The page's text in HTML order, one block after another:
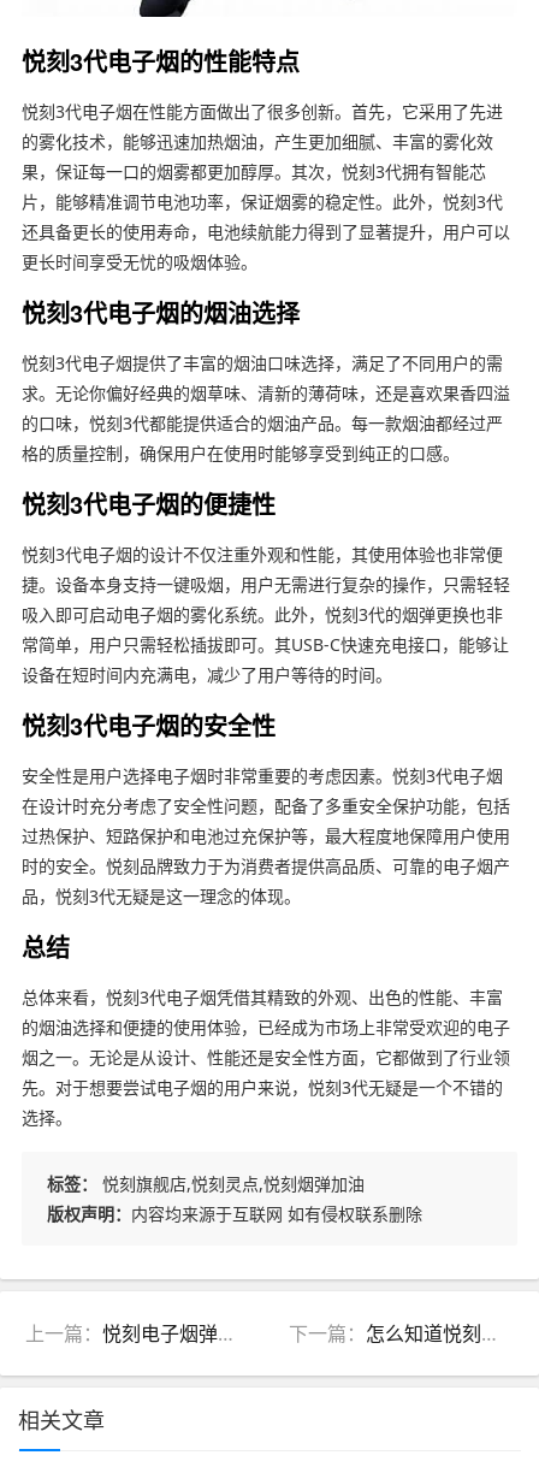
悦刻3代电子烟的性能特点
悦刻3代电子烟在性能方面做出了很多创新。首先，它采用了先进
的雾化技术，能够迅速加热烟油，产生更加细腻、丰富的雾化效
果，保证每一口的烟雾都更加醇厚。其次，悦刻3代拥有智能芯
片，能够精准调节电池功率，保证烟雾的稳定性。此外，悦刻3代
还具备更长的使用寿命，电池续航能力得到了显著提升，用户可以
更长时间享受无忧的吸烟体验。
悦刻3代电子烟的烟油选择
悦刻3代电子烟提供了丰富的烟油口味选择，满足了不同用户的需
求。无论你偏好经典的烟草味、清新的薄荷味，还是喜欢果香四溢
的口味，悦刻3代都能提供适合的烟油产品。每一款烟油都经过严
格的质量控制，确保用户在使用时能够享受到纯正的口感。
悦刻3代电子烟的便捷性
悦刻3代电子烟的设计不仅注重外观和性能，其使用体验也非常便
捷。设备本身支持一键吸烟，用户无需进行复杂的操作，只需轻轻
吸入即可启动电子烟的雾化系统。此外，悦刻3代的烟弹更换也非
常简单，用户只需轻松插拔即可。其USB-C快速充电接口，能够让
设备在短时间内充满电，减少了用户等待的时间。
悦刻3代电子烟的安全性
安全性是用户选择电子烟时非常重要的考虑因素。悦刻3代电子烟
在设计时充分考虑了安全性问题，配备了多重安全保护功能，包括
过热保护、短路保护和电池过充保护等，最大程度地保障用户使用
时的安全。悦刻品牌致力于为消费者提供高品质、可靠的电子烟产
品，悦刻3代无疑是这一理念的体现。
总结
总体来看，悦刻3代电子烟凭借其精致的外观、出色的性能、丰富
的烟油选择和便捷的使用体验，已经成为市场上非常受欢迎的电子
烟之一。无论是从设计、性能还是安全性方面，它都做到了行业领
先。对于想要尝试电子烟的用户来说，悦刻3代无疑是一个不错的
选择。
标签：
悦刻旗舰店,悦刻灵点,悦刻烟弹加油
版权声明： 内容均来源于互联网 如有侵权联系删除
上一篇： 悦刻电子烟弹怎么装(悦刻电子烟弹怎么装上去) 下一篇： 怎么知道悦刻电子烟真假(怎么看悦刻电子烟真假)
相关文章